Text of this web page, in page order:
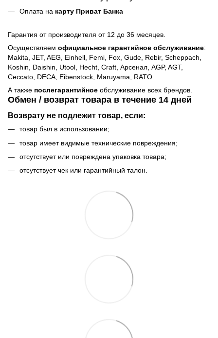
Оплата на карту Приват Банка
Гарантия от производителя от 12 до 36 месяцев.
Осуществляем официальное гарантийное обслуживание:
Makita, JET, AEG, Einhell, Femi, Fox, Gude, Rebir, Scheppach,
Koshin, Daishin, Utool, Hecht, Craft, Арсенал, AGP, AGT,
Ceccato, DECA, Eibenstock, Maruyama, RATO
А также послегарантийное обслуживание всех брендов.
Обмен / возврат товара в течение 14 дней
Возврату не подлежит товар, если:
товар был в использовании;
товар имеет видимые технические повреждения;
отсутствует или повреждена упаковка товара;
отсутствует чек или гарантийный талон.